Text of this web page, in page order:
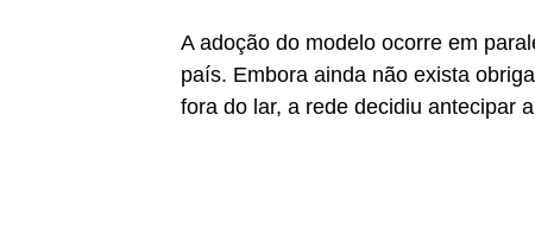
A adoção do modelo ocorre em
país. Embora ainda não exista
fora do lar, a rede decidiu antecipar